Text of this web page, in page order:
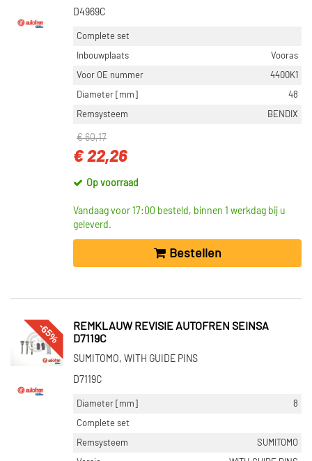
D4969C
Complete set
Inbouwplaats
Vooras
Voor OE nummer
4400K1
Diameter [mm]
48
Remsysteem
BENDIX
€ 60,17
€ 22,26
Op voorraad
Vandaag voor 17:00 besteld, binnen 1 werkdag bij u
geleverd.
Bestellen
-65%
REMKLAUW REVISIE AUTOFREN SEINSA
D7119C
SUMITOMO, WITH GUIDE PINS
D7119C
Diameter [mm]
8
Complete set
Remsysteem
SUMITOMO